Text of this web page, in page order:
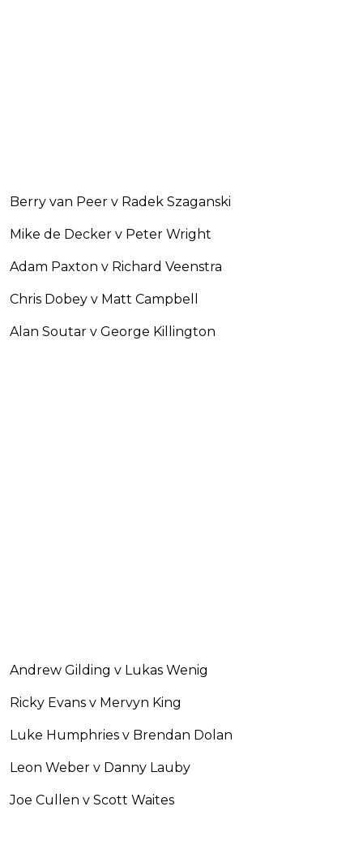
Berry van Peer v Radek Szaganski
Mike de Decker v Peter Wright
Adam Paxton v Richard Veenstra
Chris Dobey v Matt Campbell
Alan Soutar v George Killington
Andrew Gilding v Lukas Wenig
Ricky Evans v Mervyn King
Luke Humphries v Brendan Dolan
Leon Weber v Danny Lauby
Joe Cullen v Scott Waites